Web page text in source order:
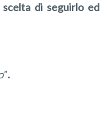
di seguirlo ed
”.